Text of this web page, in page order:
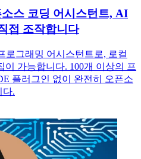
스 코딩 어시스턴트, AI
접 조작합니다
로그래밍 어시스턴트로, 로컬
가능합니다. 100개 이상의 프
플러그인 없이 완전히 오픈소
다.